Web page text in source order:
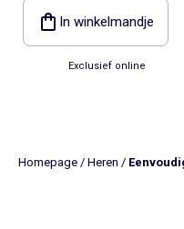
trekkenIn winkelmandje
Exclusief online
Homepage / Heren /